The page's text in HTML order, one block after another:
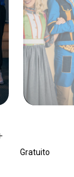
Gratuito